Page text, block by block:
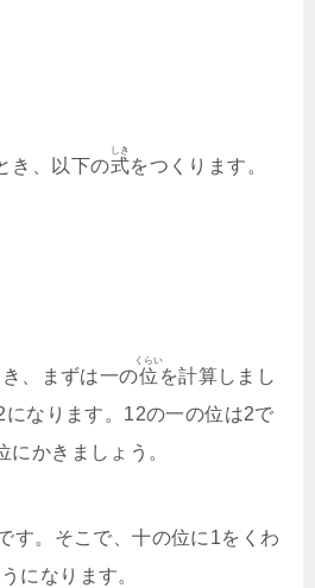
き、以下の式
しき
をつくります。
、まずは一の位
くらい
を計算しまし
になります。12の一の位は2で
かきましょう。
す。そこで、十の位に1をくわ
になります。